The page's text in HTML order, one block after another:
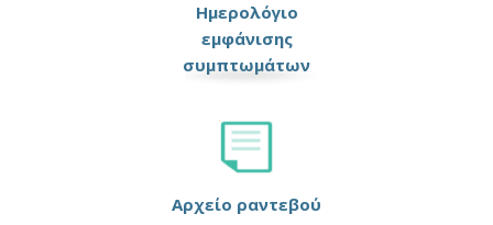
Ημερολόγιο
εμφάνισης
συμπτωμάτων
Αρχείο ραντεβού